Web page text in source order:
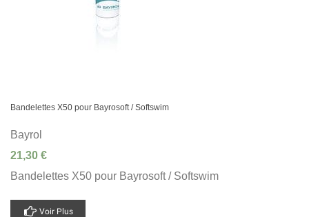
Bandelettes X50 pour Bayrosoft / Softswim
Bayrol
21,30 €
Bandelettes X50 pour Bayrosoft / Softswim
Voir Plus